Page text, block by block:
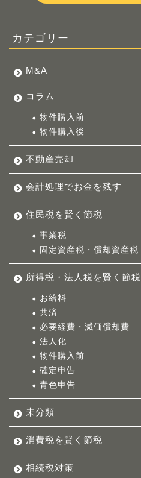
カテゴリー
M&A
コラム
物件購入前
物件購入後
不動産売却
会計処理でお金を残す
住民税を賢く節税
事業税
固定資産税・償却資産税
所得税・法人税を賢く節税
お給料
共済
必要経費・減価償却費
法人化
物件購入前
確定申告
青色申告
未分類
消費税を賢く節税
相続税対策